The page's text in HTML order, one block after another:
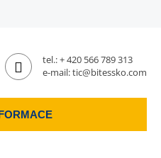
tel.:+ 420 566 789 313
e-mail:tic@bitessko.com